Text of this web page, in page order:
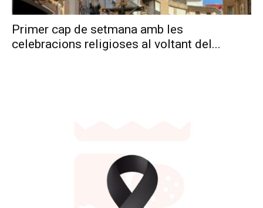
Primer cap de setmana amb les
celebracions religioses al voltant del...